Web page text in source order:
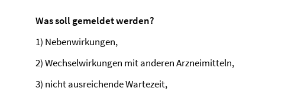
Was soll gemeldet werden?
1) Nebenwirkungen,
2) Wechselwirkungen mit anderen Arzneimitteln,
3) nicht ausreichende Wartezeit,